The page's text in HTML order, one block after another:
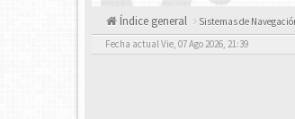
Índice general Sistemas de
Fecha actual Vie, 07 Ago 2026, 21:39